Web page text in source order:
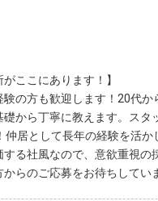
ここにあります！】
の方も歓迎します！20代
から丁寧に教えます。スタ
居として長年の経験を活
る社風なので、意欲重視の
らのご応募をお待ちしてい